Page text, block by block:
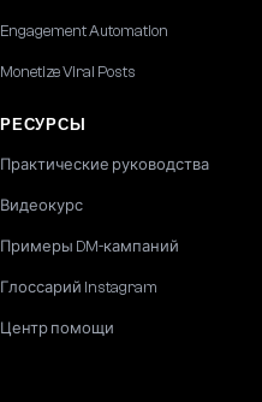
Engagement Automation
Monetize Viral Posts
РЕСУРСЫ
Практические руководства
Видеокурс
Примеры DM-кампаний
Глоссарий Instagram
Центр помощи